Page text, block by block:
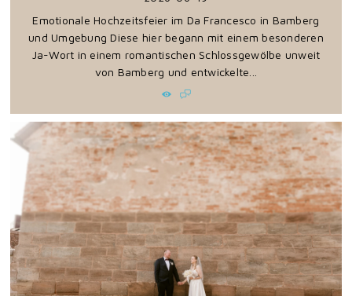
Emotionale Hochzeitsfeier im Da Francesco in Bamberg
und Umgebung Diese hier begann mit einem besonderen
Ja-Wort in einem romantischen Schlossgewölbe unweit
von Bamberg und entwickelte...